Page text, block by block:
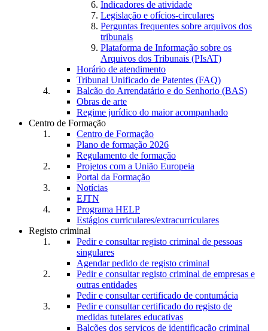
Indicadores de atividade
Legislação e ofícios-circulares
Perguntas frequentes sobre arquivos dos
tribunais
Plataforma de Informação sobre os
Arquivos dos Tribunais (PIsAT)
Horário de atendimento
Tribunal Unificado de Patentes (FAQ)
Balcão do Arrendatário e do Senhorio (BAS)
Obras de arte
Regime jurídico do maior acompanhado
Centro de Formação
Centro de Formação
Plano de formação 2026
Regulamento de formação
Projetos com a União Europeia
Portal da Formação
Notícias
EJTN
Programa HELP
Estágios curriculares/extracurriculares
Registo criminal
Pedir e consultar registo criminal de pessoas
singulares
Agendar pedido de registo criminal
Pedir e consultar registo criminal de empresas e
outras entidades
Pedir e consultar certificado de contumácia
Pedir e consultar certificado do registo de
medidas tutelares educativas
Balcões dos serviços de identificação criminal